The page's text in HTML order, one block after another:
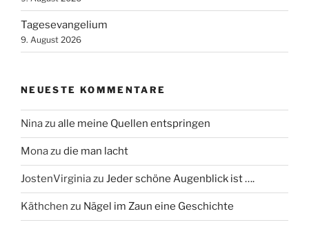
Tagesevangelium
9. August 2026
NEUESTE KOMMENTARE
Ninazu alle meine Quellen entspringen
Monazu die man lacht
JostenVirginiazu Jeder schöne Augenblick ist ….
Käthchen zu Nägel im Zaun eine Geschichte